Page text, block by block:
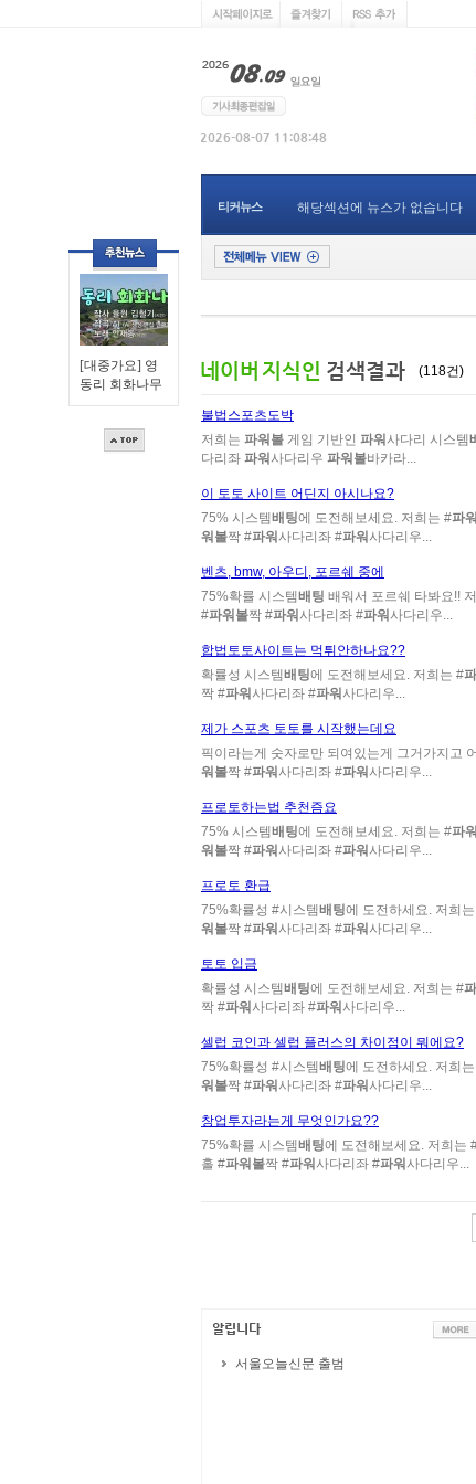
[대중가요] 영
동리 회화나무
티커뉴스 해당섹션에 뉴스가 없습니다
(118건)
불법스포츠도박
저희는 파워볼 게임 기반인 파워 사다리 시스템
다리좌 파워 사다리우 파워볼바카라...
이 토토 사이트 어딘지 아시나요?
75% 시스템배팅에 도전해보세요. 저희는 #파
워볼짝 #파워 사다리좌 #파워 사다리우...
벤츠, bmw, 아우디, 포르쉐 중에
75%확률 시스템배팅 배워서 포르쉐 타봐요!!
#파워볼짝 #파워 사다리좌 #파워 사다리우...
합법토토사이트는 먹튀안하나요??
확률성 시스템배팅에 도전해보세요. 저희는 #
짝 #파워 사다리좌 #파워 사다리우...
제가 스포츠 토토를 시작했는데요
픽이라는게 숫자로만 되여있는게 그거가지고
워볼짝 #파워 사다리좌 #파워 사다리우...
프로토하는법 추천즘요
75% 시스템배팅에 도전해보세요. 저희는 #파
워볼짝 #파워 사다리좌 #파워 사다리우...
프로토 환급
75%확률성 #시스템배팅에 도전하세요. 저희
워볼짝 #파워 사다리좌 #파워 사다리우...
토토 입금
확률성 시스템배팅에 도전해보세요. 저희는 #
짝 #파워 사다리좌 #파워 사다리우...
셀럽 코인과 셀럽 플러스의 차이점이 뭐에요?
75%확률성 #시스템배팅에 도전하세요. 저희
워볼짝 #파워 사다리좌 #파워 사다리우...
창업투자라는게 무엇인가요??
75%확률 시스템배팅에 도전해보세요. 저희는
홀 #파워볼짝 #파워 사다리좌 #파워 사다리우...
서울오늘신문 출범